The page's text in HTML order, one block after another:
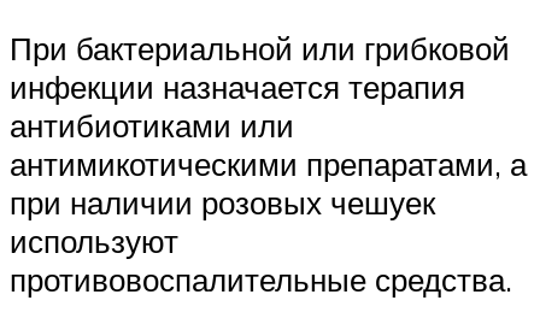
При бактериальной или грибковой
инфекции назначается терапия
антибиотиками или
антимикотическими препаратами, а
при наличии розовых чешуек
используют
противовоспалительные средства.